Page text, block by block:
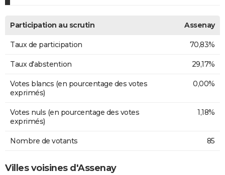
Participation au scrutin Assenay
Taux de participation 70,83%
Taux d'abstention 29,17%
Votes blancs (en pourcentage des votes
exprimés)
0,00%
Votes nuls (en pourcentage des votes
exprimés)
1,18%
Nombre de votants 85
Villes voisines d'Assenay